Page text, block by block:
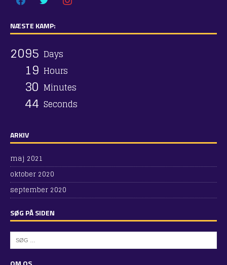
NÆSTE KAMP:
2095 Days
19 Hours
30 Minutes
44 Seconds
ARKIV
maj 2021
oktober 2020
september 2020
SØG PÅ SIDEN